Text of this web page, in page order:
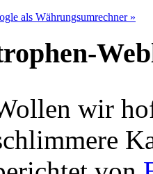
als Währungsumrechner »
wir